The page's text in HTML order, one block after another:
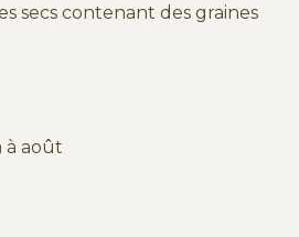
secs contenant des graines
à août